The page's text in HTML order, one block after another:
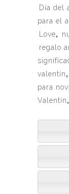
Día del
para el
Love,
regalo
valentín,
para
Valentín,